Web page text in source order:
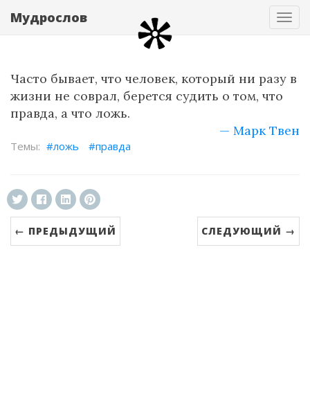
Мудрослов
Часто бывает, что человек, который ни разу в
жизни не соврал, берется судить о том, что
правда, а что ложь.
— Марк Твен
ложь правда
← ПРЕДЫДУЩИЙ СЛЕДУЮЩИЙ →